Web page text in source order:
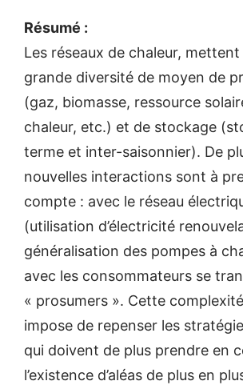
Résumé :
Les réseaux de chaleur, mettent
grande diversité de moyen de
(gaz, biomasse, ressource
chaleur, etc.) et de stockage
terme et inter-saisonnier). De
nouvelles interactions sont à
compte : avec le réseau
(utilisation d’électricité
généralisation des pompes à
avec les consommateurs se
« prosumers ». Cette
impose de repenser les
qui doivent de plus prendre en
l’existence d’aléas de plus en